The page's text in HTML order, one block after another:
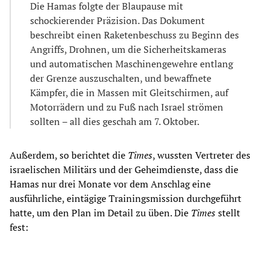
Die Hamas folgte der Blaupause mit
schockierender Präzision. Das Dokument
beschreibt einen Raketenbeschuss zu Beginn des
Angriffs, Drohnen, um die Sicherheitskameras
und automatischen Maschinengewehre entlang
der Grenze auszuschalten, und bewaffnete
Kämpfer, die in Massen mit Gleitschirmen, auf
Motorrädern und zu Fuß nach Israel strömen
sollten – all dies geschah am 7. Oktober.
Außerdem, so berichtet die Times, wussten Vertreter des
israelischen Militärs und der Geheimdienste, dass die
Hamas nur drei Monate vor dem Anschlag eine
ausführliche, eintägige Trainingsmission durchgeführt
hatte, um den Plan im Detail zu üben. Die Timesstellt
fest: